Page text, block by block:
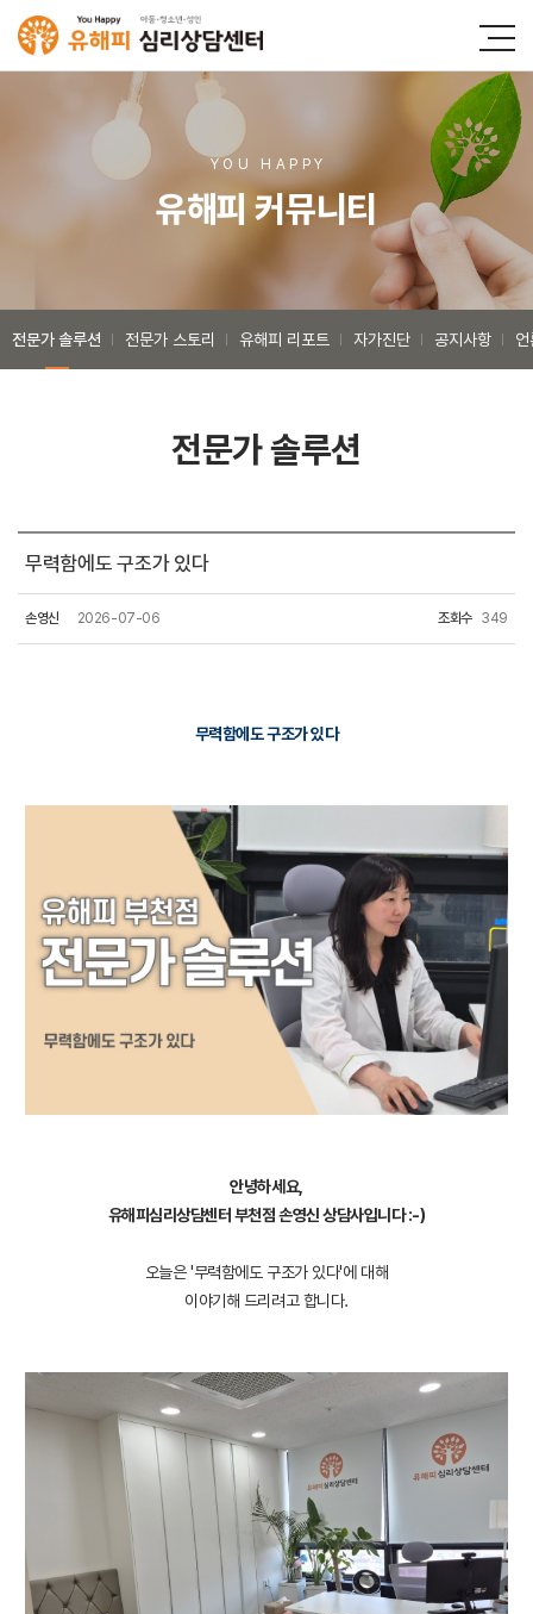
YOU HAPPY
유해피 커뮤니티
전문가 솔루션 전문가 스토리 유해피 리포트 자가진단 공지사항
전문가 솔루션
무력함에도 구조가 있다
손영신 2026-07-06 조회수 349
무력함에도 구조가 있다
안녕하세요,
유해피심리상담센터 부천점 손영신 상담사입니다 :-)
오늘은 '무력함에도 구조가 있다'에 대해
이야기해 드리려고 합니다.